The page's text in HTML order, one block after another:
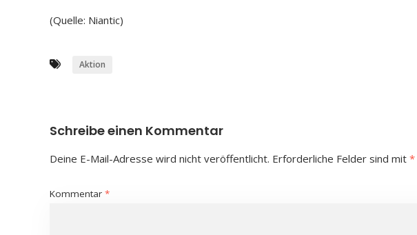
(Quelle: Niantic)
Aktion
Schreibe einen Kommentar
Deine E-Mail-Adresse wird nicht veröffentlicht. Erforderliche Felder sind mit *
Kommentar *